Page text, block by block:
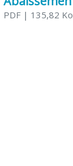
PDF | 135,82 Ko